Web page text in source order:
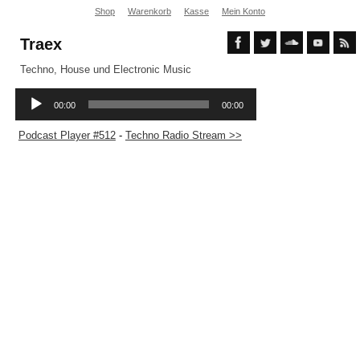
Shop Warenkorb Kasse Mein Konto
Traex
Techno, House und Electronic Music
Podcast Player #512- Techno Radio Stream >>